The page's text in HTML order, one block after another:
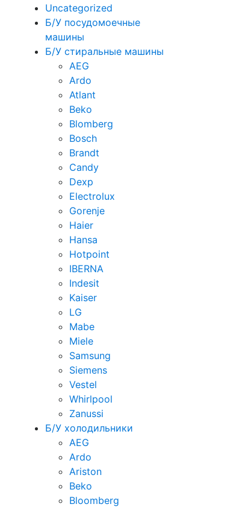
Uncategorized
Б/У посудомоечные
машины
Б/У стиральные машины
AEG
Ardo
Atlant
Beko
Blomberg
Bosch
Brandt
Candy
Dexp
Electrolux
Gorenje
Haier
Hansa
Hotpoint
IBERNA
Indesit
Kaiser
LG
Mabe
Miele
Samsung
Siemens
Vestel
Whirlpool
Zanussi
Б/У холодильники
AEG
Ardo
Ariston
Beko
Bloomberg